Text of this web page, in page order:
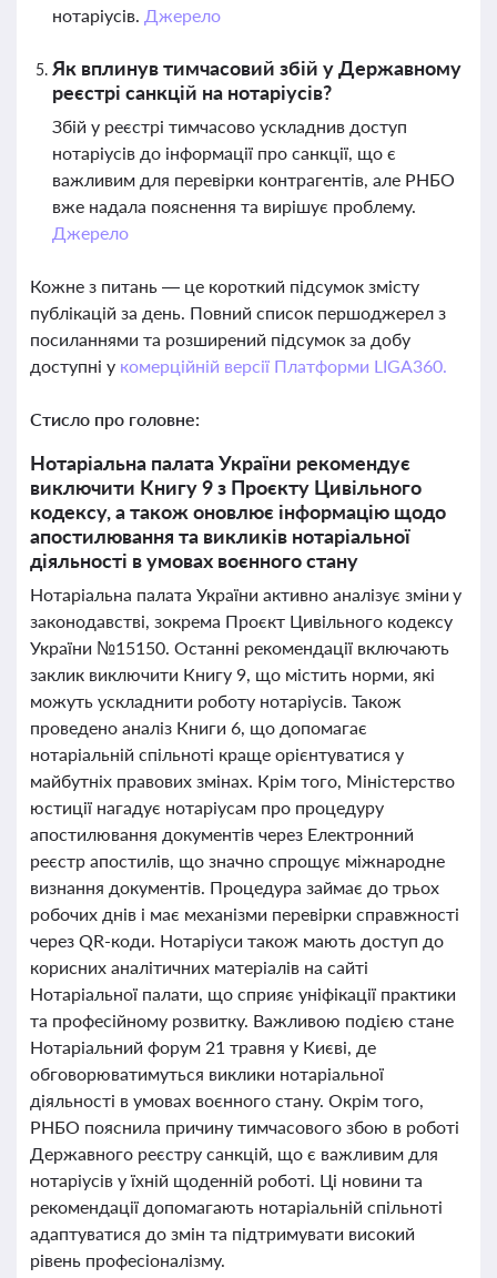
нотаріусів. Джерело
Як вплинув тимчасовий збій у Державному
реєстрі санкцій на нотаріусів?
Збій у реєстрі тимчасово ускладнив доступ
нотаріусів до інформації про санкції, що є
важливим для перевірки контрагентів, але РНБО
вже надала пояснення та вирішує проблему.
Джерело
Кожне з питань — це короткий підсумок змісту
публікацій за день. Повний список першоджерел з
посиланнями та розширений підсумок за добу
доступні у комерційній версії Платформи LIGA360.
Стисло про головне:
Нотаріальна палата України рекомендує
виключити Книгу 9 з Проєкту Цивільного
кодексу, а також оновлює інформацію щодо
апостилювання та викликів нотаріальної
діяльності в умовах воєнного стану
Нотаріальна палата України активно аналізує зміни у
законодавстві, зокрема Проєкт Цивільного кодексу
України №15150. Останні рекомендації включають
заклик виключити Книгу 9, що містить норми, які
можуть ускладнити роботу нотаріусів. Також
проведено аналіз Книги 6, що допомагає
нотаріальній спільноті краще орієнтуватися у
майбутніх правових змінах. Крім того, Міністерство
юстиції нагадує нотаріусам про процедуру
апостилювання документів через Електронний
реєстр апостилів, що значно спрощує міжнародне
визнання документів. Процедура займає до трьох
робочих днів і має механізми перевірки справжності
через QR-коди. Нотаріуси також мають доступ до
корисних аналітичних матеріалів на сайті
Нотаріальної палати, що сприяє уніфікації практики
та професійному розвитку. Важливою подією стане
Нотаріальний форум 21 травня у Києві, де
обговорюватимуться виклики нотаріальної
діяльності в умовах воєнного стану. Окрім того,
РНБО пояснила причину тимчасового збою в роботі
Державного реєстру санкцій, що є важливим для
нотаріусів у їхній щоденній роботі. Ці новини та
рекомендації допомагають нотаріальній спільноті
адаптуватися до змін та підтримувати високий
рівень професіоналізму.